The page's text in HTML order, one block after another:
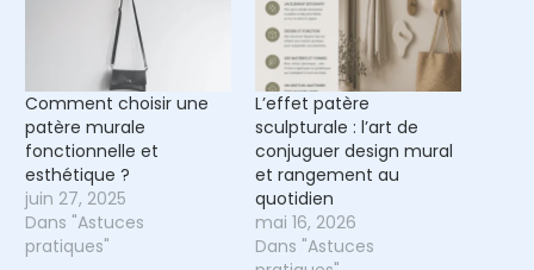
Comment choisir une
patère murale
fonctionnelle et
esthétique ?
juin 27, 2025
Dans "Astuces
pratiques"
L’effet patère
sculpturale : l’art de
conjuguer design mural
et rangement au
quotidien
mai 16, 2026
Dans "Astuces